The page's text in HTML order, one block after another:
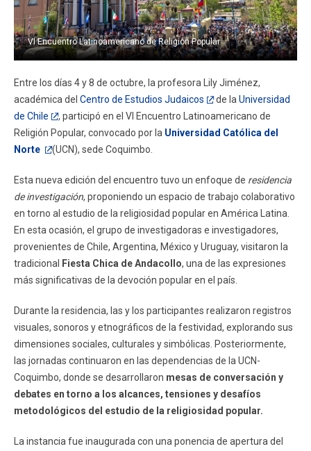
Estudiantes
Académicos
Funcionarios
Egresados
VI Encuentro Latinoamericano de Religión Popular
Entre los días 4 y 8 de octubre, la profesora Lily Jiménez,
académica del Centro de Estudios Judaicos de la Universidad
de Chile
, participó en el VI Encuentro Latinoamericano de
Religión Popular, convocado por la Universidad Católica del
Norte
(UCN), sede Coquimbo.
Esta nueva edición del encuentro tuvo un enfoque de residencia
de investigación, proponiendo un espacio de trabajo colaborativo
en torno al estudio de la religiosidad popular en América Latina.
En esta ocasión, el grupo de investigadoras e investigadores,
provenientes de Chile, Argentina, México y Uruguay, visitaron la
tradicional Fiesta Chica de Andacollo, una de las expresiones
más significativas de la devoción popular en el país.
Durante la residencia, las y los participantes realizaron registros
visuales, sonoros y etnográficos de la festividad, explorando sus
dimensiones sociales, culturales y simbólicas. Posteriormente,
las jornadas continuaron en las dependencias de la UCN-
Coquimbo, donde se desarrollaron mesas de conversación y
debates en torno a los alcances, tensiones y desafíos
metodológicos del estudio de la religiosidad popular.
La instancia fue inaugurada con una ponencia de apertura del